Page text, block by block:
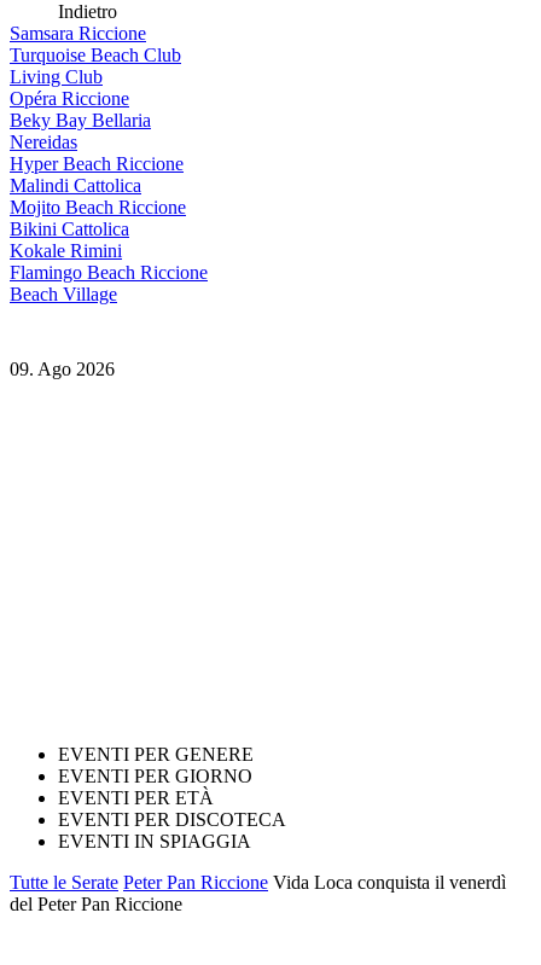
Indietro
Samsara Riccione
Turquoise Beach Club
Living Club
Opéra Riccione
Beky Bay Bellaria
Nereidas
Hyper Beach Riccione
Malindi Cattolica
Mojito Beach Riccione
Bikini Cattolica
Kokale Rimini
Flamingo Beach Riccione
Beach Village
09. Ago 2026
EVENTI PER GENERE
EVENTI PER GIORNO
EVENTI PER ETÀ
EVENTI PER DISCOTECA
EVENTI IN SPIAGGIA
Tutte le Serate Peter Pan Riccione Vida Loca conquista il venerdì
del Peter Pan Riccione